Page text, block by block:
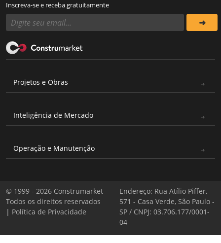
Inscreva-se e receba gratuitamente
Projetos e Obras
Inteligência de Mercado
Operação e Manutenção
© 1999 - 2026 Construmarket
Todos os direitos reservados
| Política de Privacidade
Endereço: Rua Atílio Piffer,
571 - Casa Verde, São Paulo -
SP / CNPJ: 03.706.177/0001-
04